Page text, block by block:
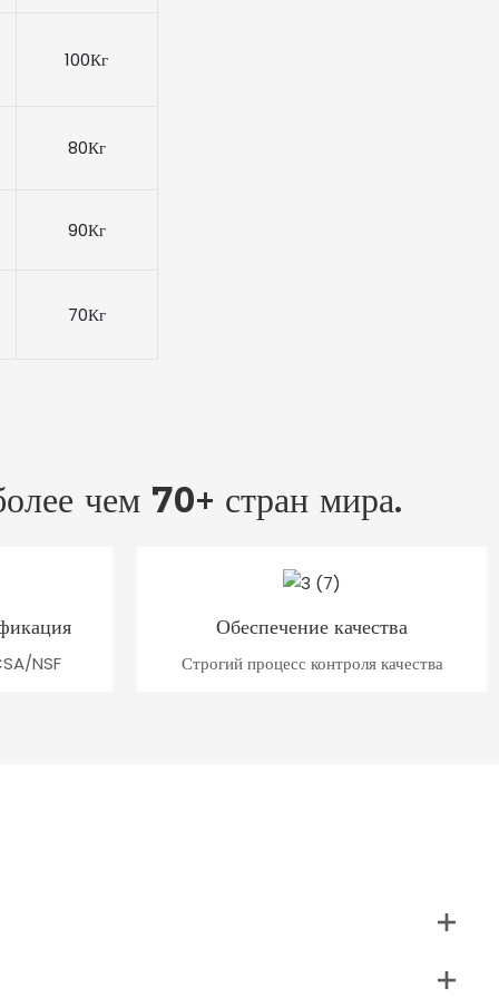
100Кг
80Кг
90Кг
70Кг
чем 70+ стран мира.
NSF
Обеспечение качества
Строгий процесс контроля качества